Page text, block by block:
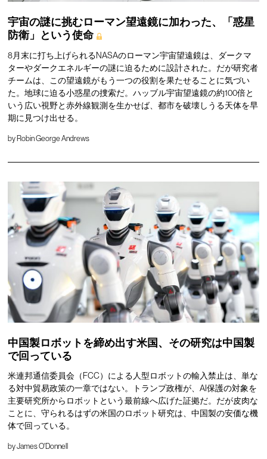
宇宙の謎に挑むローマン望遠鏡に加わった、「惑星
防衛」という使命
8月末に打ち上げられるNASAのローマン宇宙望遠鏡は、ダークマ
ターやダークエネルギーの謎に迫るために設計された。だが研究者
チームは、この望遠鏡がもう一つの役割を果たせることに気づい
た。地球に迫る小惑星の捜索だ。ハッブル宇宙望遠鏡の約100倍と
いう広い視野と赤外線観測を生かせば、都市を破壊しうる天体を早
期に見つけ出せる。
by Robin George Andrews
中国製ロボットを締め出す米国、その研究は中国製
で回っている
米連邦通信委員会（FCC）による人型ロボットの輸入禁止は、単な
る対中貿易政策の一章ではない。トランプ政権が、AI保護の対象を
主要研究所からロボットという最前線へ広げた証拠だ。だが皮肉な
ことに、守られるはずの米国のロボット研究は、中国製の安価な機
体で回っている。
byJames O'Donnell